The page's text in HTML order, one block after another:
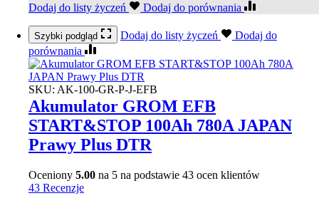
Dodaj do listy życzeń
Dodaj do porównania
Szybki podgląd Dodaj do listy życzeń
Dodaj do
porównania
SKU: AK-100-GR-P-J-EFB
Akumulator GROM EFB
START&STOP 100Ah 780A JAPAN
Prawy Plus DTR
Oceniony 5.00 na 5 na podstawie 43 ocen klientów
43 Recenzje